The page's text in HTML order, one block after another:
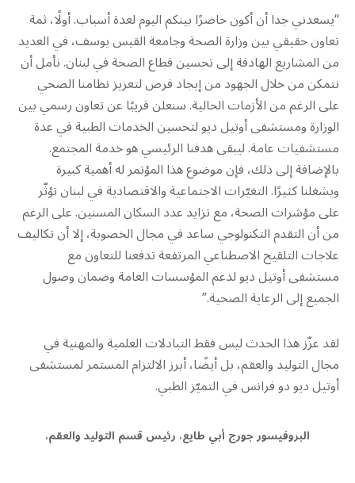
“يسعدني جدا أن أكون حاضرًا بينكم اليوم لعدة أسباب. أولًا، ثمة
تعاون حقيقي بين وزارة الصحة وجامعة القيس يوسف، في العديد
من المشاريع الهادفة إلى تحسين قطاع الصحة في لبنان. نأمل أن
نتمكن من خلال الجهود من إيجاد فرص لتعزيز نظامنا الصحي
على الرغم من الأزمات الحالية. سنعلن قريبًا عن تعاون رسمي بين
الوزارة ومستشفى أوتيل ديو لتحسين الخدمات الطبية في عدة
مستشفيات عامة. ليبقى هدفنا الرئيسي هو خدمة المجتمع.
بالإضافة إلى ذلك، فإن موضوع هذا المؤتمر له أهمية كبيرة
ويشغلنا كثيرًا. التغيّرات الاجتماعية والاقتصادية في لبنان تؤثّر
على مؤشرات الصحة، مع تزايد عدد السكان المسنين. على الرغم
من أن التقدم التكنولوجي ساعد في مجال الخصوبة، إلا أن تكاليف
علاجات التلقيح الاصطناعي المرتفعة تدفعنا للتعاون مع
مستشفى أوتيل ديو لدعم المؤسسات العامة وضمان وصول
الجميع إلى الرعاية الصحية.”
لقد عزّز هذا الحدث ليس فقط التبادلات العلمية والمهنية في
مجال التوليد والعقم، بل أيضًا، أبرز الالتزام المستمر لمستشفى
أوتيل ديو دو فرانس في التميّز الطبي.
البروفيسور جورج أبي طايع، رئيس قسم التوليد والعقم،